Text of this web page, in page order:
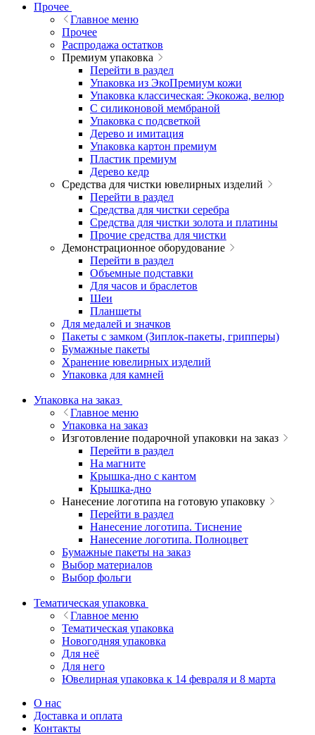
Прочее
Главное меню
Прочее
Распродажа остатков
Премиум упаковка
Перейти в раздел
Упаковка из ЭкоПремиум кожи
Упаковка классическая: Экокожа, велюр
С силиконовой мембраной
Упаковка с подсветкой
Дерево и имитация
Упаковка картон премиум
Пластик премиум
Дерево кедр
Средства для чистки ювелирных изделий
Перейти в раздел
Средства для чистки серебра
Средства для чистки золота и платины
Прочие средства для чистки
Демонстрационное оборудование
Перейти в раздел
Объемные подставки
Для часов и браслетов
Шеи
Планшеты
Для медалей и значков
Пакеты с замком (Зиплок-пакеты, грипперы)
Бумажные пакеты
Хранение ювелирных изделий
Упаковка для камней
Упаковка на заказ
Главное меню
Упаковка на заказ
Изготовление подарочной упаковки на заказ
Перейти в раздел
На магните
Крышка-дно с кантом
Крышка-дно
Нанесение логотипа на готовую упаковку
Перейти в раздел
Нанесение логотипа. Тиснение
Нанесение логотипа. Полноцвет
Бумажные пакеты на заказ
Выбор материалов
Выбор фольги
Тематическая упаковка
Главное меню
Тематическая упаковка
Новогодняя упаковка
Для неё
Для него
Ювелирная упаковка к 14 февраля и 8 марта
О нас
Доставка и оплата
Контакты